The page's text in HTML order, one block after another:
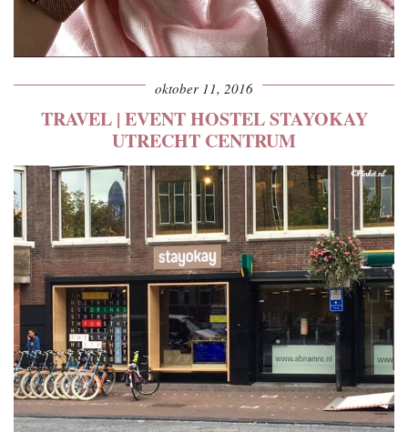
oktober 11, 2016
TRAVEL | EVENT HOSTEL STAYOKAY
UTRECHT CENTRUM